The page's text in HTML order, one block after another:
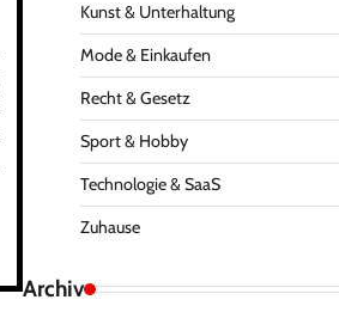
Kunst & Unterhaltung
Mode & Einkaufen
Recht & Gesetz
Sport & Hobby
Technologie & SaaS
Zuhause
Archiv